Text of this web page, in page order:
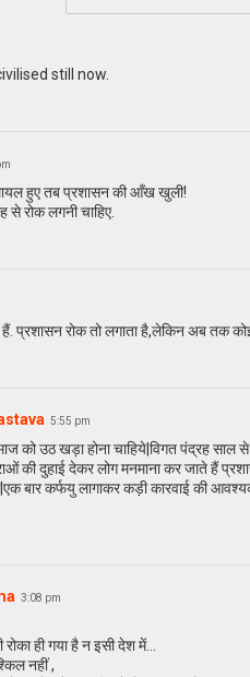
still now.
हुए तब प्रशासन की आँख खुली!
रोक लगनी चाहिए.
प्रशासन रोक तो लगाता है,लेकिन अब तक कोई
5:55 pm
को उठ खड़ा होना चाहिये|विगत पंद्रह
की दुहाई देकर लोग मनमाना कर जाते हैं
बार कर्फयु लागाकर कड़ी कारवाई की
3:08 pm
ही गया है न इसी देश में...
नहीं ,